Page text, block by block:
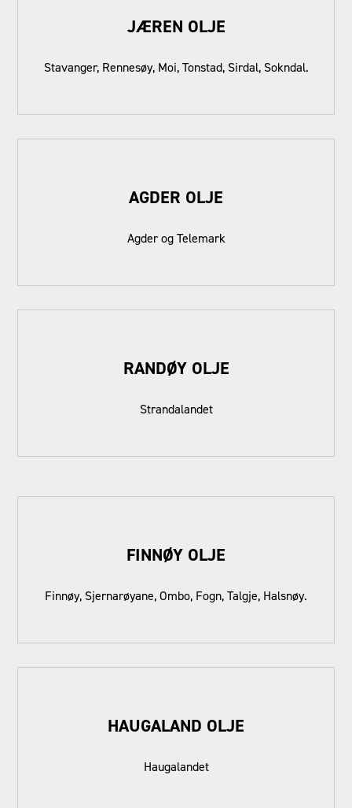
JÆREN OLJE
Stavanger, Rennesøy, Moi, Tonstad, Sirdal, Sokndal.
AGDER OLJE
Agder og Telemark
RANDØY OLJE
Strandalandet
FINNØY OLJE
Finnøy, Sjernarøyane, Ombo, Fogn, Talgje, Halsnøy.
HAUGALAND OLJE
Haugalandet